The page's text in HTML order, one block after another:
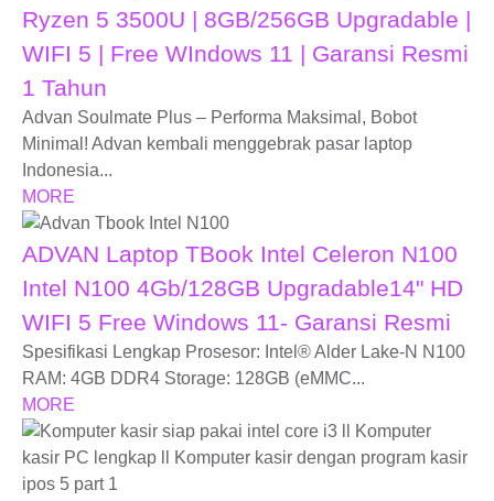
Ryzen 5 3500U | 8GB/256GB Upgradable |
WIFI 5 | Free WIndows 11 | Garansi Resmi
1 Tahun
Advan Soulmate Plus – Performa Maksimal, Bobot
Minimal! Advan kembali menggebrak pasar laptop
Indonesia...
MORE
ADVAN Laptop TBook Intel Celeron N100
Intel N100 4Gb/128GB Upgradable14" HD
WIFI 5 Free Windows 11- Garansi Resmi
Spesifikasi Lengkap Prosesor: Intel® Alder Lake-N N100
RAM: 4GB DDR4 Storage: 128GB (eMMC...
MORE